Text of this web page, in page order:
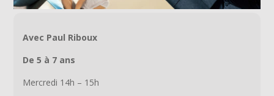
Avec Paul Riboux
De 5 à 7 ans
Mercredi 14h – 15h